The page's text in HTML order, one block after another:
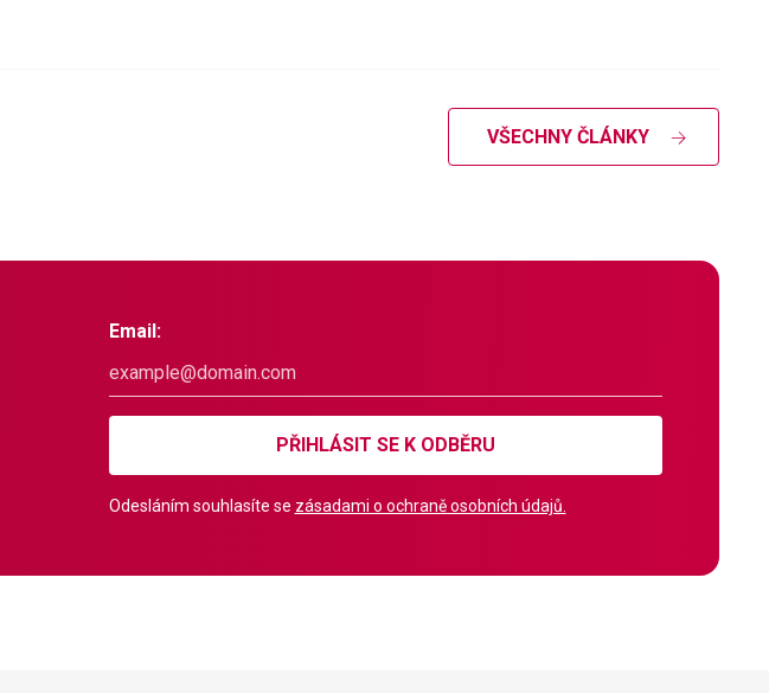
VŠECHNY ČLÁNKY
Email:
PŘIHLÁSIT SE K ODBĚRU
Odesláním souhlasíte se zásadami o ochraně osobních údajů.